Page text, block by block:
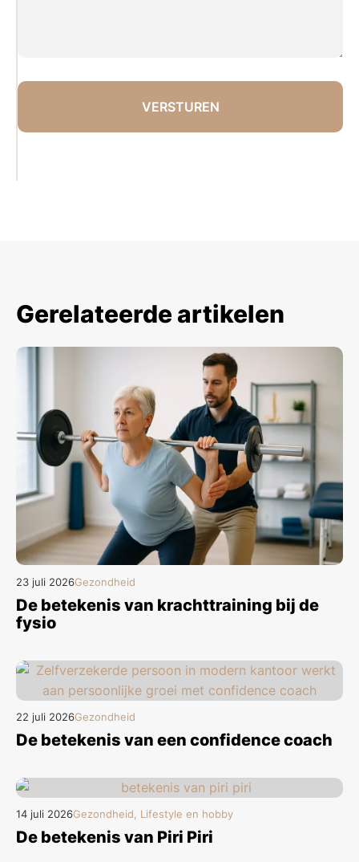
Gerelateerde artikelen
23 juli 2026Gezondheid
De betekenis van krachttraining bij de
fysio
22 juli 2026Gezondheid
De betekenis van een confidence coach
14 juli 2026Gezondheid, Lifestyle en hobby
De betekenis van Piri Piri